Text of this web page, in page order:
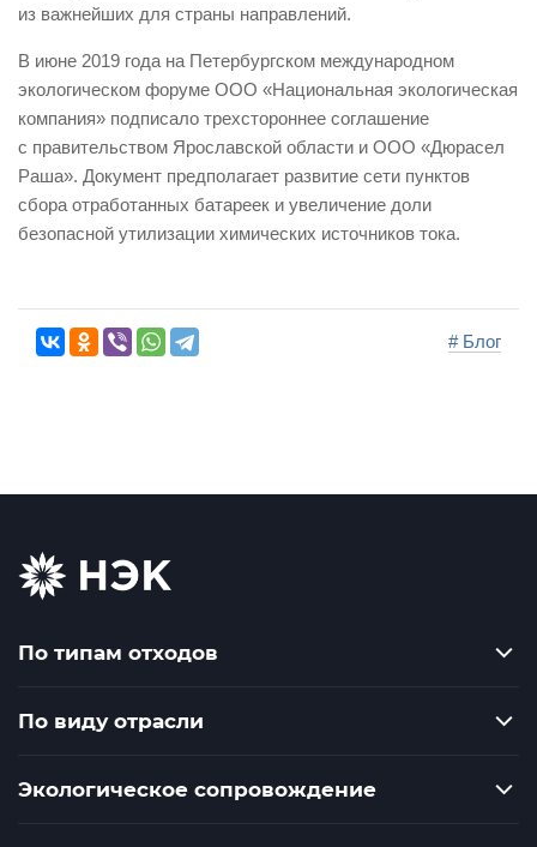
из важнейших для страны направлений.
В июне 2019 года на Петербургском международном
экологическом форуме ООО «Национальная экологическая
компания» подписало трехстороннее соглашение
с правительством Ярославской области и ООО «Дюрасел
Раша». Документ предполагает развитие сети пунктов
сбора отработанных батареек и увеличение доли
безопасной утилизации химических источников тока.
# Блог
По типам отходов
По виду отрасли
Экологическое сопровождение